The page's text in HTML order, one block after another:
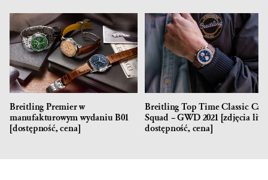
Breitling Premier w
manufakturowym wydaniu B01
[dostępność, cena]
Breitling Top Time Classic Cars
Squad – GWD 2021 [zdjęcia live,
dostępność, cena]